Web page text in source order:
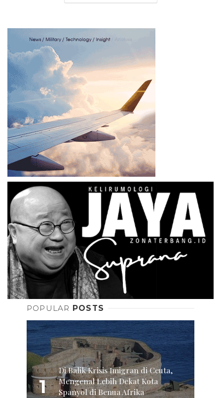
POPULAR POSTS
1
Di Balik Krisis Imigran di Ceuta,
Mengenal Lebih Dekat Kota
Spanyol di Benua Afrika